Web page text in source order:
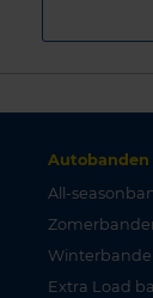
Autobanden
All-
Extra Load